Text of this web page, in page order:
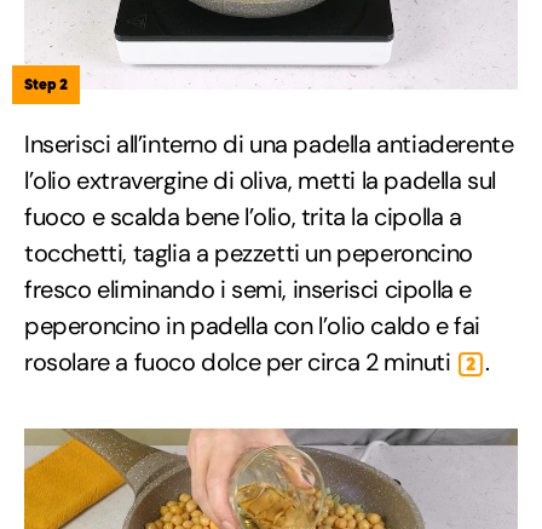
Step 2
Inserisci all’interno di una padella antiaderente
l’olio extravergine di oliva, metti la padella sul
fuoco e scalda bene l’olio, trita la cipolla a
tocchetti, taglia a pezzetti un peperoncino
fresco eliminando i semi, inserisci cipolla e
peperoncino in padella con l’olio caldo e fai
rosolare a fuoco dolce per circa 2 minuti
2 .